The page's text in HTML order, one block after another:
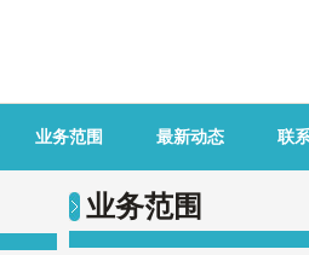
业务范围 最新动态 联
业务范围